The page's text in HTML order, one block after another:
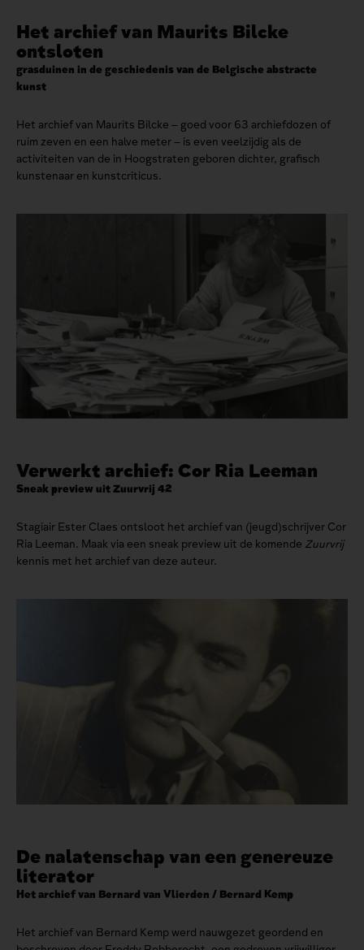
Het archief van Maurits Bilcke
ontsloten
grasduinen in de geschiedenis van de Belgische abstracte
kunst
Het archief van Maurits Bilcke – goed voor 63 archiefdozen of
ruim zeven en een halve meter – is even veelzijdig als de
activiteiten van de in Hoogstraten geboren dichter, grafisch
kunstenaar en kunstcriticus.
Verwerkt archief: Cor Ria Leeman
Sneak preview uit Zuurvrij 42
Stagiair Ester Claes ontsloot het archief van (jeugd)schrijver Cor
Ria Leeman. Maak via een sneak preview uit de komende Zuurvrij
kennis met het archief van deze auteur.
De nalatenschap van een genereuze
literator
Het archief van Bernard van Vlierden / Bernard Kemp
Het archief van Bernard Kemp werd nauwgezet geordend en